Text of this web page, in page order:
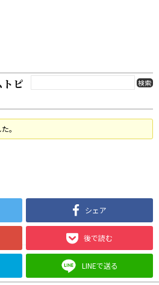
トピ
。
シェア
後で読む
LINEで送る